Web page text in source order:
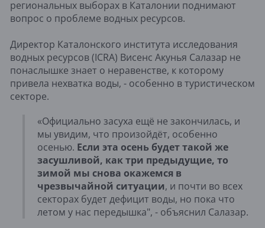
региональных выборах в Каталонии поднимают
вопрос о проблеме водных ресурсов.
Директор Каталонского института исследования
водных ресурсов (ICRA) Висенс Акунья Салазар не
понаслышке знает о неравенстве, к которому
привела нехватка воды, - особенно в туристическом
секторе.
«Официально засуха ещё не закончилась, и
мы увидим, что произойдёт, особенно
осенью. Если эта осень будет такой же
засушливой, как три предыдущие, то
зимой мы снова окажемся в
чрезвычайной ситуации, и почти во всех
секторах будет дефицит воды, но пока что
летом у нас передышка", - объяснил Салазар.